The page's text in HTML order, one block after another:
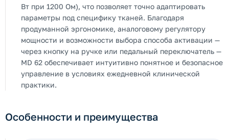
Вт при 1200 Ом), что позволяет точно адаптировать
параметры под специфику тканей. Благодаря
продуманной эргономике, аналоговому регулятору
мощности и возможности выбора способа активации —
через кнопку на ручке или педальный переключатель —
MD 62 обеспечивает интуитивно понятное и безопасное
управление в условиях ежедневной клинической
практики.
Особенности и преимущества